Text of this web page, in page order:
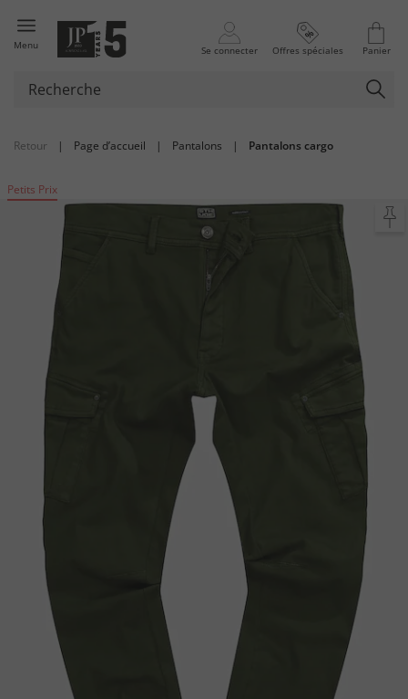
Menu Se connecter Offres spéciales Panier
Retour | Page d’accueil | Pantalons | Pantalons cargo
Petits Prix